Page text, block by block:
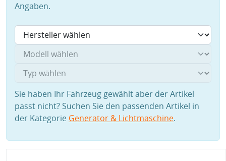
Angaben.
Sie haben Ihr Fahrzeug gewählt aber der Artikel
passt nicht? Suchen Sie den passenden Artikel in
der Kategorie Generator & Lichtmaschine.